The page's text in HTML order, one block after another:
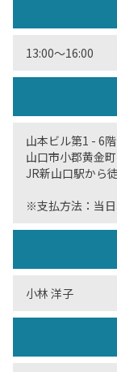
13:00〜16:00
山本ビル第1 - 6
山口市小郡黄金
JR新山口駅から
※支払方法：当
小林 洋子